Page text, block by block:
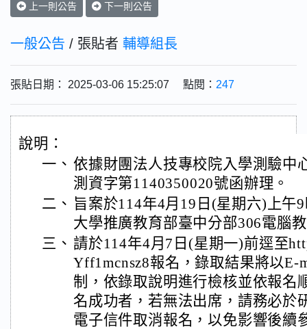
上一則公告 下一則公告
一般公告 / 張貼者 輔導組長
張貼日期： 2025-03-06 15:25:07 點閱： 247
說明：
一、 依據財團法人技專校院入學測驗中
測資字第1140350020號函辦理。
二、 旨案於114年4月19日(星期六)上午
大學推廣教育部臺中分部306電腦
三、 請於114年4月7日(星期一)前逕至
Yff1mcnsz8報名，錄取結果將以E-
制，依錄取說明進行檢核並依報名
名成功者，若無法出席，請務必於
電子信件取消報名，以免影響後續